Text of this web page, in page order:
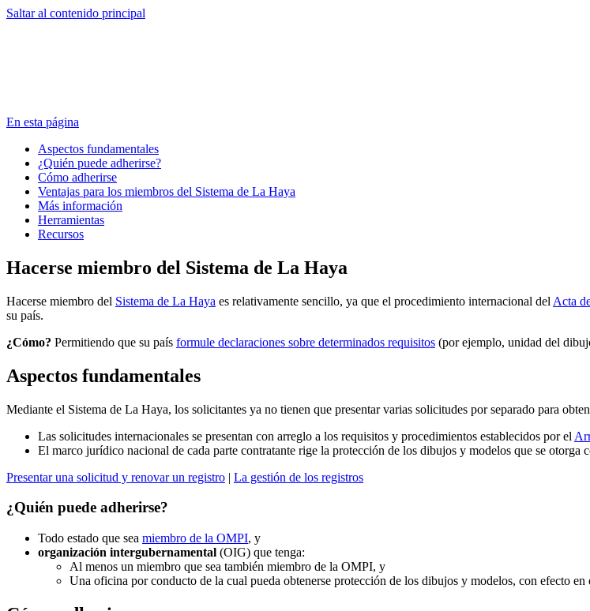
Saltar al contenido principal
En esta página
Aspectos fundamentales
¿Quién puede adherirse?
Cómo adherirse
Ventajas para los miembros del Sistema de La Haya
Más información
Herramientas
Recursos
Hacerse miembro del Sistema de La Haya
Hacerse miembro del Sistema de La Haya es relativamente sencillo, ya que el procedimiento internacional del Acta
su país.
¿Cómo? Permitiendo que su país formule declaraciones sobre determinados requisitos (por ejemplo, unidad del
Aspectos fundamentales
Mediante el Sistema de La Haya, los solicitantes ya no tienen que presentar varias solicitudes por separado para
Las solicitudes internacionales se presentan con arreglo a los requisitos y procedimientos establecidos por el
El marco jurídico nacional de cada parte contratante rige la protección de los dibujos y modelos que se otorga
Presentar una solicitud y renovar un registro | La gestión de los registros
¿Quién puede adherirse?
Todo estado que sea miembro de la OMPI, y
organización intergubernamental (OIG) que tenga:
Al menos un miembro que sea también miembro de la OMPI, y
Una oficina por conducto de la cual pueda obtenerse protección de los dibujos y modelos, con efecto